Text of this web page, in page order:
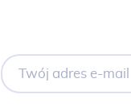
Twój
adres
e-